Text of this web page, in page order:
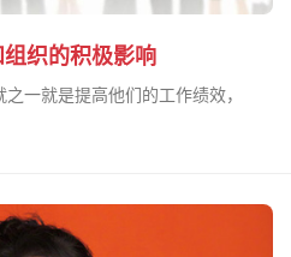
组织的积极影响
一就是提高他们的工作绩效，